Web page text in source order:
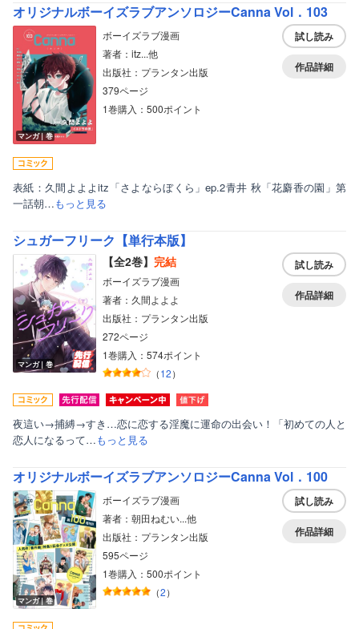
オリジナルボーイズラブアンソロジーCanna Vol．103
マンガ｜巻
ボーイズラブ漫画
著者：itz...他
出版社：プランタン出版
379ページ
1巻購入：500ポイント
試し読み
作品詳細
表紙：久間よよよitz「さよならぼくら」ep.2青井 秋「花麝香の園」第
一話朝…もっと見る
シュガーフリーク【単行本版】
マンガ｜巻
【全2巻】 完結
ボーイズラブ漫画
著者：久間よよよ
出版社：プランタン出版
272ページ
1巻購入：574ポイント
（12）
試し読み
作品詳細
夜這い→捕縛→すき…恋に恋する淫魔に運命の出会い！「初めての人と
恋人になるって…もっと見る
オリジナルボーイズラブアンソロジーCanna Vol．100
マンガ｜巻
ボーイズラブ漫画
著者：朝田ねむい...他
出版社：プランタン出版
595ページ
1巻購入：500ポイント
（2）
試し読み
作品詳細